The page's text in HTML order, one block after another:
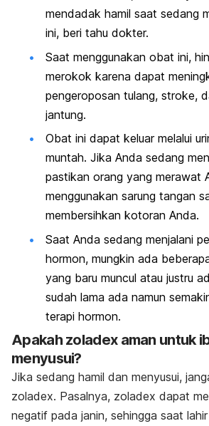
mendadak hamil saat sedang
ini, beri tahu dokter.
Saat menggunakan obat ini,
merokok karena dapat
pengeroposan tulang, stroke,
jantung.
Obat ini dapat keluar melalui
muntah. Jika Anda sedang
pastikan orang yang merawat
menggunakan sarung tangan
membersihkan kotoran Anda.
Saat Anda sedang menjalani
hormon, mungkin ada
yang baru muncul atau justru
sudah lama ada namun
terapi hormon.
Apakah zoladex aman untuk
menyusui?
Jika sedang hamil dan menyusui,
zoladex. Pasalnya, zoladex dapat
negatif pada janin, sehingga saat